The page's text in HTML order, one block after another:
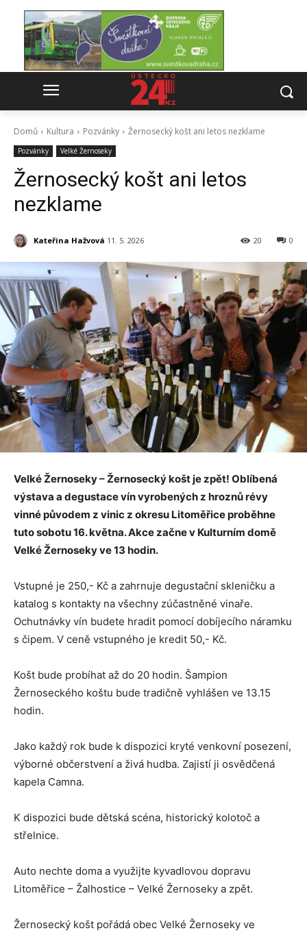
Domů Kultura Pozvánky Žernosecký košt ani letos nezklame
Pozvánky Velké Žernoseky
Žernosecký košt ani letos
nezklame
Kateřina Hažvová 11. 5. 2026 0
20
Velké Žernoseky – Žernosecký košt je zpět! Oblíbená
výstava a degustace vín vyrobených z hroznů révy
vinné původem z vinic z okresu Litoměřice proběhne
tuto sobotu 16. května. Akce začne v Kulturním domě
Velké Žernoseky ve 13 hodin.
Vstupné je 250,- Kč a zahrnuje degustační skleničku a
katalog s kontakty na všechny zúčastněné vinaře.
Ochutnávky vín budete hradit pomocí dobíjecího náramku
s čipem. V ceně vstupného je kredit 50,- Kč.
Košt bude probíhat až do 20 hodin. Šampion
Žernoseckého koštu bude tradičně vyhlášen ve 13.15
hodin.
Jako každý rok bude k dispozici kryté venkovní posezení,
výborné občerstvení a živá hudba. Zajistí ji osvědčená
kapela Camna.
K dispozici bude dětská scéna, historický kolotoč a
střelnice.
Auto nechte doma a využijte kyvadlovou dopravu
Litoměřice – Žalhostice – Velké Žernoseky a zpět.
Žernosecký košt pořádá obec Velké Žernoseky ve